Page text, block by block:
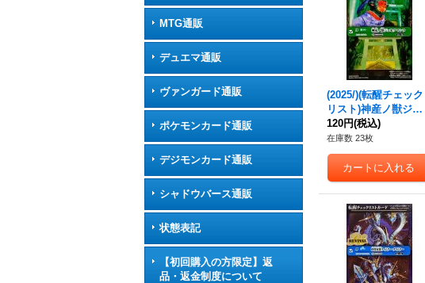
MTG通販
デュエマ通販
ヴァンガード通販
ポケモンカード通販
デジモンカード通販
シャドウバース通販
状態表記
【初回購入の方限定】返
品・返金制度について
(2025/)(転醒チェック
リスト)神産ノ獣ジュ
モクマシラ/イザナギ
の神産神殿【-】{BS5
5-027}《緑》
120円(税込)
在庫数 23枚